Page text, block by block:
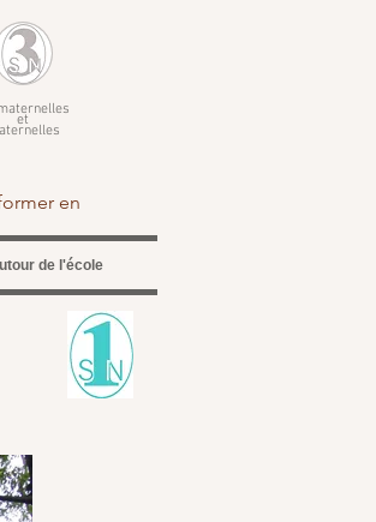
et
en
de l'école